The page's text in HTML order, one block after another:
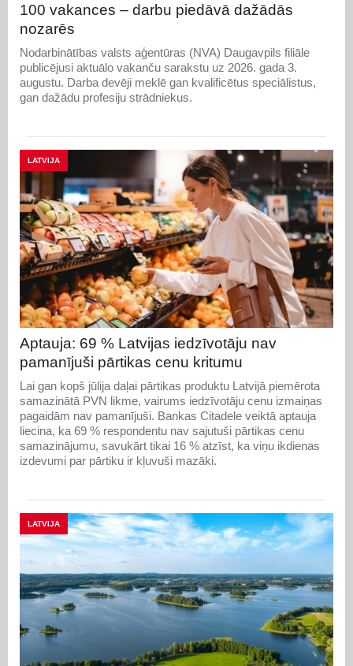
100 vakances – darbu piedāvā dažādās
nozarēs
Nodarbinātības valsts aģentūras (NVA) Daugavpils filiāle
publicējusi aktuālo vakanču sarakstu uz 2026. gada 3.
augustu. Darba devēji meklē gan kvalificētus speciālistus,
gan dažādu profesiju strādniekus.
LATVIJA
Aptauja: 69 % Latvijas iedzīvotāju nav
pamanījuši pārtikas cenu kritumu
Lai gan kopš jūlija daļai pārtikas produktu Latvijā piemērota
samazinātā PVN likme, vairums iedzīvotāju cenu izmaiņas
pagaidām nav pamanījuši. Bankas Citadele veiktā aptauja
liecina, ka 69 % respondentu nav sajutuši pārtikas cenu
samazinājumu, savukārt tikai 16 % atzīst, ka viņu ikdienas
izdevumi par pārtiku ir kļuvuši mazāki.
LATVIJA